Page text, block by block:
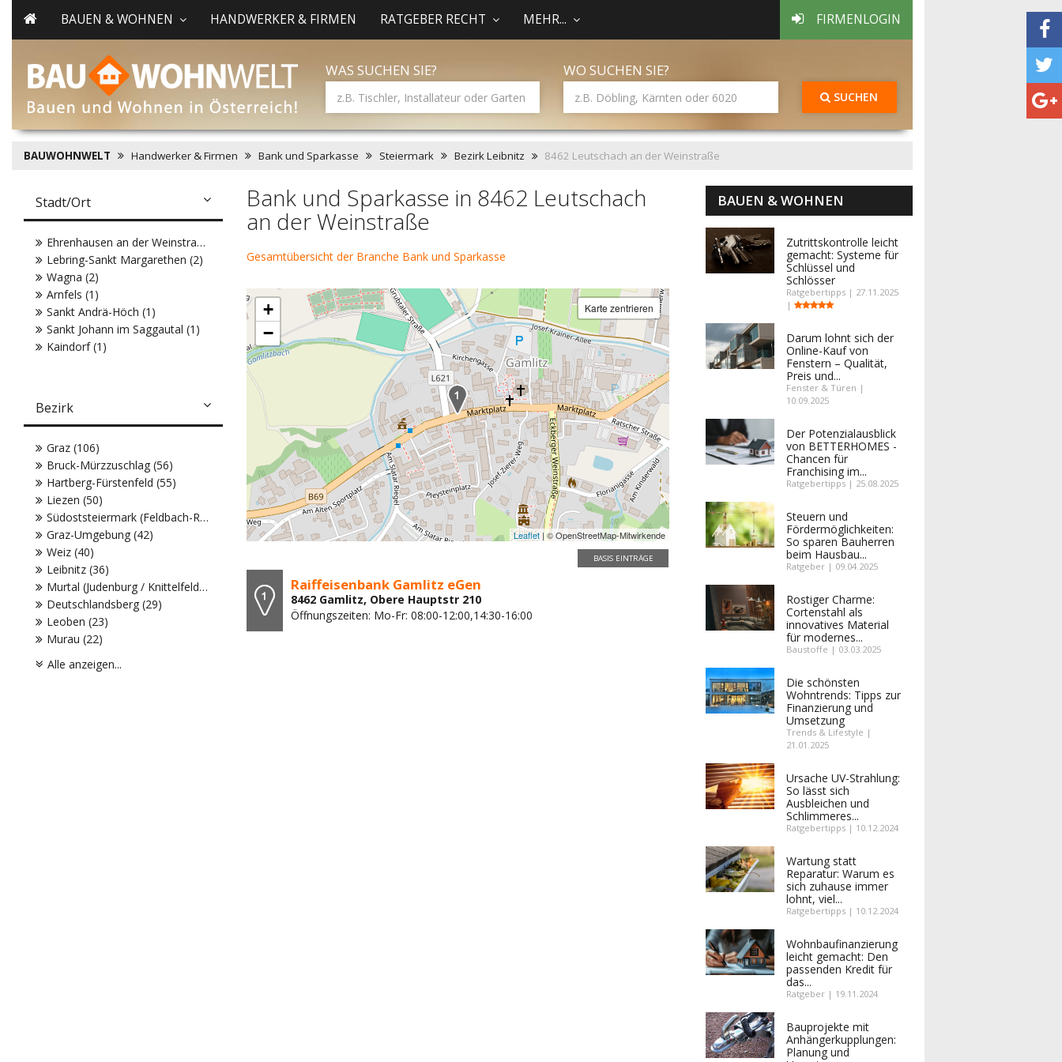
BAUEN & WOHNEN HANDWERKER & FIRMEN RATGEBER RECHT MEHR... FIRMENLOGIN
WAS SUCHEN SIE? WO SUCHEN SIE?
SUCHEN
BAUWOHNWELT Handwerker & Firmen Bank und Sparkasse Steiermark Bezirk Leibnitz 8462 Leutschach an der Weinstraße
Bank und Sparkasse in 8462 Leutschach
an der Weinstraße
Gesamtübersicht der Branche Bank und Sparkasse
+
−
Karte zentrieren
Leaflet | © OpenStreetMap-Mitwirkende
BASIS EINTRÄGE
Raiffeisenbank Gamlitz eGen
8462 Gamlitz, Obere Hauptstr 210
Öffnungszeiten: Mo-Fr: 08:00-12:00,14:30-16:00
Stadt/Ort
Ehrenhausen an der Weinstraße (2)
Lebring-Sankt Margarethen (2)
Wagna (2)
Arnfels (1)
Sankt Andrä-Höch (1)
Sankt Johann im Saggautal (1)
Kaindorf (1)
Bezirk
Graz (106)
Bruck-Mürzzuschlag (56)
Hartberg-Fürstenfeld (55)
Liezen (50)
Südoststeiermark (Feldbach-Radkersburg) (45)
Graz-Umgebung (42)
Weiz (40)
Leibnitz (36)
Murtal (Judenburg / Knittelfeld) (32)
Deutschlandsberg (29)
Leoben (23)
Murau (22)
Alle anzeigen...
BAUEN & WOHNEN
Zutrittskontrolle leicht
gemacht: Systeme für
Schlüssel und
Schlösser
Ratgebertipps | 27.11.2025
|
Darum lohnt sich der
Online-Kauf von
Fenstern – Qualität,
Preis und...
Fenster & Türen |
10.09.2025
Der Potenzialausblick
von BETTERHOMES -
Chancen für
Franchising im...
Ratgebertipps | 25.08.2025
Steuern und
Fördermöglichkeiten:
So sparen Bauherren
beim Hausbau...
Ratgeber | 09.04.2025
Rostiger Charme:
Cortenstahl als
innovatives Material
für modernes...
Baustoffe | 03.03.2025
Die schönsten
Wohntrends: Tipps zur
Finanzierung und
Umsetzung
Trends & Lifestyle |
21.01.2025
Ursache UV-Strahlung:
So lässt sich
Ausbleichen und
Schlimmeres...
Ratgebertipps | 10.12.2024
Wartung statt
Reparatur: Warum es
sich zuhause immer
lohnt, viel...
Ratgebertipps | 10.12.2024
Wohnbaufinanzierung
leicht gemacht: Den
passenden Kredit für
das...
Ratgeber | 19.11.2024
Bauprojekte mit
Anhängerkupplungen:
Planung und